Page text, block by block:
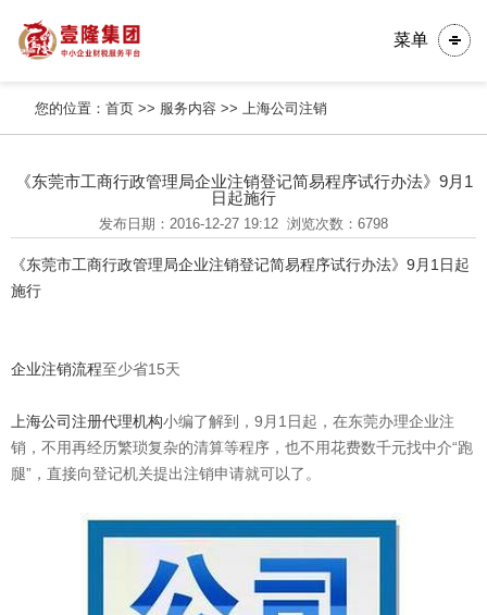
菜单
您的位置：首页 >> 服务内容 >>上海公司注销
《东莞市工商行政管理局企业注销登记简易程序试行办法》9月1
日起施行
发布日期：2016-12-27 19:12 浏览次数：6798
《东莞市工商行政管理局企业注销登记简易程序试行办法》9月1日起
施行
企业注销流程至少省15天
上海公司注册代理机构小编了解到，9月1日起，在东莞办理企业注
销，不用再经历繁琐复杂的清算等程序，也不用花费数千元找中介“跑
腿”，直接向登记机关提出注销申请就可以了。